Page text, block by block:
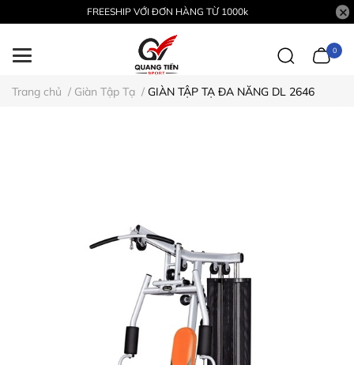
FREESHIP VỚI ĐƠN HÀNG TỪ 1000k
0
Trang chủ / Giàn Tập Tạ / GIÀN TẬP TẠ ĐA NĂNG DL 2646